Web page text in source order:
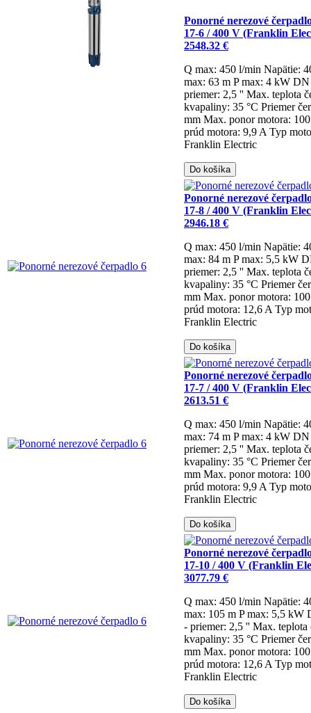
Ponorné nerezové
17-6 / 400 V (Franklin
2548.32 €
Q max: 450 l/min Napätie:
max: 63 m P max: 4 kW DN
priemer: 2,5 '' Max. teplota
kvapaliny: 35 °C Priemer
mm Max. ponor motora:
prúd motora: 9,9 A Typ
Franklin Electric
Do košíka
Ponorné nerezové
17-8 / 400 V (Franklin
2946.18 €
Q max: 450 l/min Napätie:
max: 84 m P max: 5,5 kW
priemer: 2,5 '' Max. teplota
kvapaliny: 35 °C Priemer
mm Max. ponor motora:
prúd motora: 12,6 A Typ
Franklin Electric
Do košíka
Ponorné nerezové
17-7 / 400 V (Franklin
2613.51 €
Q max: 450 l/min Napätie:
max: 74 m P max: 4 kW DN
priemer: 2,5 '' Max. teplota
kvapaliny: 35 °C Priemer
mm Max. ponor motora:
prúd motora: 9,9 A Typ
Franklin Electric
Do košíka
Ponorné nerezové
17-10 / 400 V (Franklin
3077.79 €
Q max: 450 l/min Napätie:
max: 105 m P max: 5,5 kW
- priemer: 2,5 '' Max. teplota
kvapaliny: 35 °C Priemer
mm Max. ponor motora:
prúd motora: 12,6 A Typ
Franklin Electric
Do košíka